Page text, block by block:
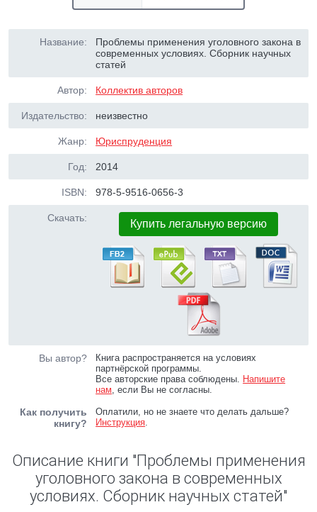
Название:
Проблемы применения уголовного закона в
современных условиях. Сборник научных
статей
Автор: Коллектив авторов
Издательство: неизвестно
Жанр: Юриспруденция
Год: 2014
ISBN: 978-5-9516-0656-3
Скачать: Купить легальную версию
Вы автор?
Книга распространяется на условиях
партнёрской программы.
Все авторские права соблюдены. Напишите
нам, если Вы не согласны.
Как получить
книгу?
Оплатили, но не знаете что делать дальше?
Инструкция.
Описание книги "Проблемы применения
уголовного закона в современных
условиях. Сборник научных статей"